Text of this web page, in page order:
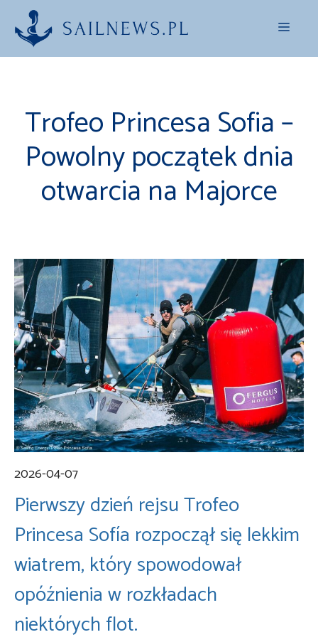
Przejdź
treści
Menu
Trofeo Princesa Sofia –
Powolny początek dnia
otwarcia na Majorce
2026-04-07
Pierwszy dzień rejsu Trofeo
Princesa Sofía rozpoczął się lekkim
wiatrem, który spowodował
opóźnienia w rozkładach
niektórych flot.